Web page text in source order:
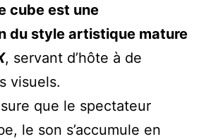
cube est une
du style artistique mature
, servant d’hôte à de
visuels.
que le spectateur
le son s’accumule en